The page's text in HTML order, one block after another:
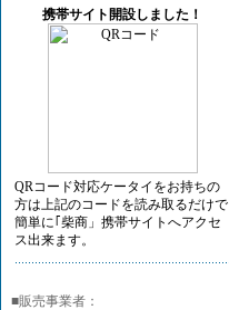
携帯サイト開設しました！
QRコード対応ケータイをお持ちの
方は上記のコードを読み取るだけで
簡単に｢柴商」携帯サイトへアクセ
ス出来ます。
■販売事業者：